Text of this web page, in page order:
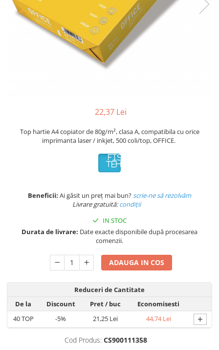
Plicuri de carton
Plicuri cu bule
Plicuri ecommerce
Pungi si sacose
22,37 Lei
Top hartie A4 copiator de 80g/m², clasa A, compatibila cu orice
imprimanta laser / inkjet, 500 coli/top, OFFICE.
FISA
TEHNICA
Beneficii: Ai găsit un preț mai bun?scrie-ne să rezolvăm
Livrare gratuită:condiții
IN STOC
Durata de livrare: Date exacte disponibile după procesarea
comenzii.
ADAUGA IN COS
Reduceri de Cantitate
De la
Discount Pret/ buc
Economisesti
40TOP -5% 21,25 Lei 44,74 Lei +
Cod Produs: CS900111358